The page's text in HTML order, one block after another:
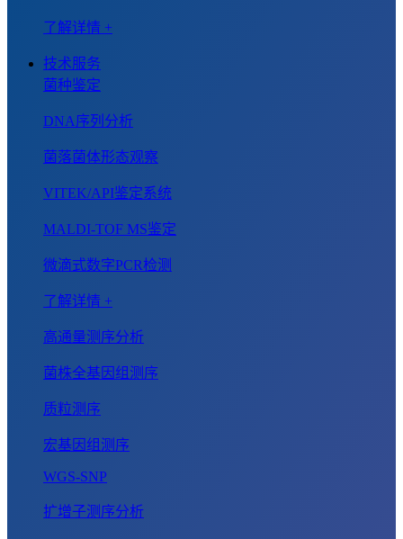
了解详情 +
技术服务
菌种鉴定
DNA序列分析
菌落菌体形态观察
VITEK/API鉴定系统
MALDI-TOF MS鉴定
微滴式数字PCR检测
了解详情 +
高通量测序分析
菌株全基因组测序
质粒测序
宏基因组测序
WGS-SNP
扩增子测序分析